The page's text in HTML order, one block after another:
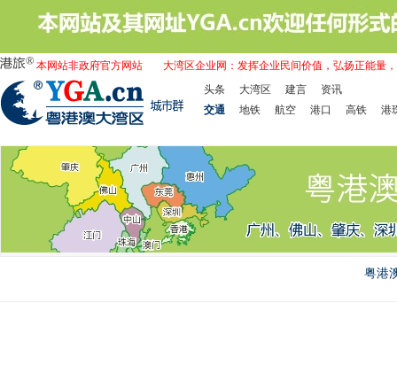
本网站非政府官方网站
大湾区企业网：发挥企业民间价值，弘扬正能量
头条
大湾区 建言
资讯
交通
地铁 航空 港口 高铁 港
粤港